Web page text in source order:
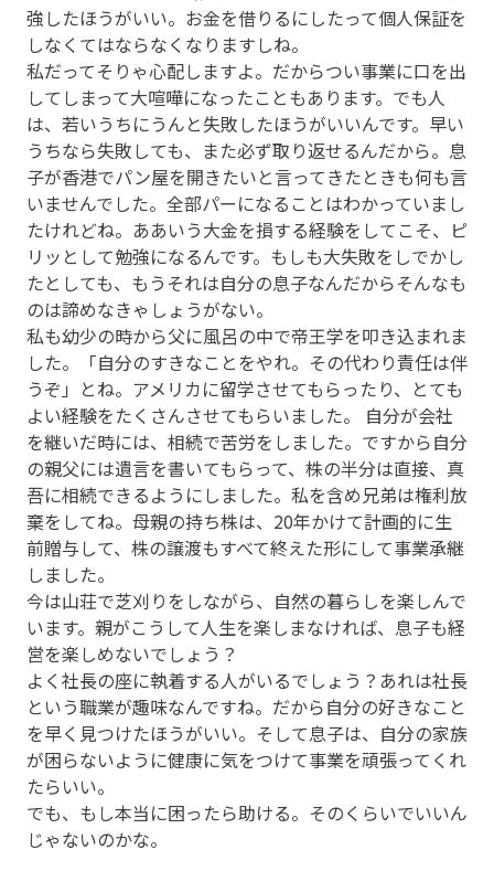
強したほうがいい。お金を借りるにしたって個人保証を
しなくてはならなくなりますしね。
私だってそりゃ心配しますよ。だからつい事業に口を出
してしまって大喧嘩になったこともあります。でも人
は、若いうちにうんと失敗したほうがいいんです。早い
うちなら失敗しても、また必ず取り返せるんだから。息
子が香港でパン屋を開きたいと言ってきたときも何も言
いませんでした。全部パーになることはわかっていまし
たけれどね。ああいう大金を損する経験をしてこそ、ピ
リッとして勉強になるんです。もしも大失敗をしでかし
たとしても、もうそれは自分の息子なんだからそんなも
のは諦めなきゃしょうがない。
私も幼少の時から父に風呂の中で帝王学を叩き込まれま
した。「自分のすきなことをやれ。その代わり責任は伴
うぞ」とね。アメリカに留学させてもらったり、とても
よい経験をたくさんさせてもらいました。 自分が会社
を継いだ時には、相続で苦労をしました。ですから自分
の親父には遺言を書いてもらって、株の半分は直接、真
吾に相続できるようにしました。私を含め兄弟は権利放
棄をしてね。母親の持ち株は、20年かけて計画的に生
前贈与して、株の譲渡もすべて終えた形にして事業承継
しました。
今は山荘で芝刈りをしながら、自然の暮らしを楽しんで
います。親がこうして人生を楽しまなければ、息子も経
営を楽しめないでしょう？
よく社長の座に執着する人がいるでしょう？あれは社長
という職業が趣味なんですね。だから自分の好きなこと
を早く見つけたほうがいい。そして息子は、自分の家族
が困らないように健康に気をつけて事業を頑張ってくれ
たらいい。
でも、もし本当に困ったら助ける。そのくらいでいいん
じゃないのかな。